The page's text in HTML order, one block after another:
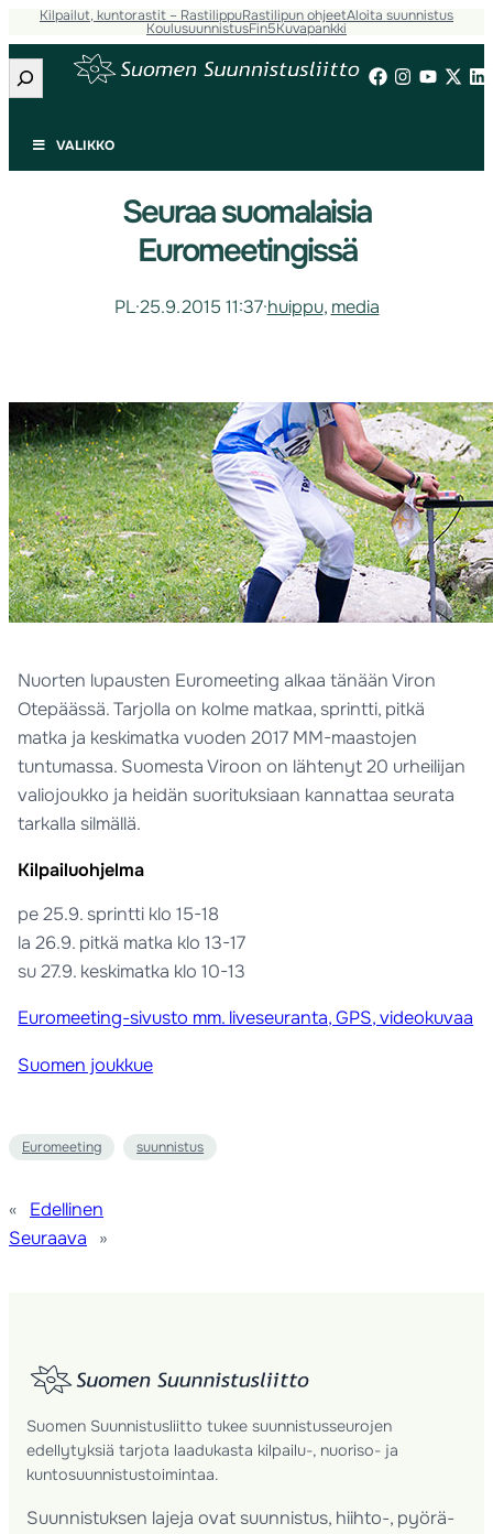
Kilpailut, kuntorastit – RastilippuRastilipun ohjeetAloita suunnistus
KoulusuunnistusFin5Kuvapankki
Etsi
VALIKKO
Seuraa suomalaisia
Euromeetingissä
PL·25.9.2015 11:37·huippu, media
Nuorten lupausten Euromeeting alkaa tänään Viron
Otepäässä. Tarjolla on kolme matkaa, sprintti, pitkä
matka ja keskimatka vuoden 2017 MM-maastojen
tuntumassa. Suomesta Viroon on lähtenyt 20 urheilijan
valiojoukko ja heidän suorituksiaan kannattaa seurata
tarkalla silmällä.
Kilpailuohjelma
pe 25.9. sprintti klo 15-18
la 26.9. pitkä matka klo 13-17
su 27.9. keskimatka klo 10-13
Euromeeting-sivusto mm. liveseuranta, GPS, videokuvaa
Suomen joukkue
Euromeeting suunnistus
«
Edellinen
Seuraava
»
Suomen Suunnistusliitto tukee suunnistusseurojen
edellytyksiä tarjota laadukasta kilpailu-, nuoriso- ja
kuntosuunnistustoimintaa.
Suunnistuksen lajeja ovat suunnistus, hiihto-, pyörä-